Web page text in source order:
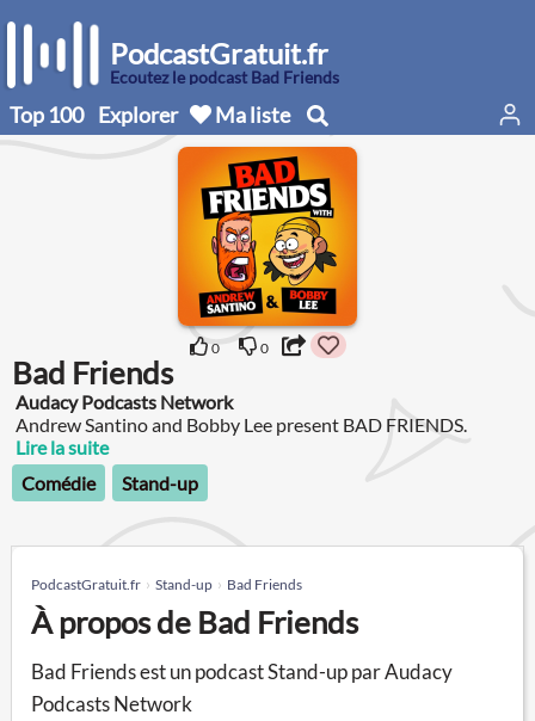
PodcastGratuit.fr
Écoutez le podcast Bad Friends
Top 100 Explorer Ma liste
0 0
Bad Friends
Audacy Podcasts Network
Andrew Santino and Bobby Lee present BAD FRIENDS.
Lire la suite
Comédie
Stand-up
PodcastGratuit.fr Stand-up Bad Friends
À propos de Bad Friends
Bad Friends est un podcast Stand-up par Audacy
Podcasts Network